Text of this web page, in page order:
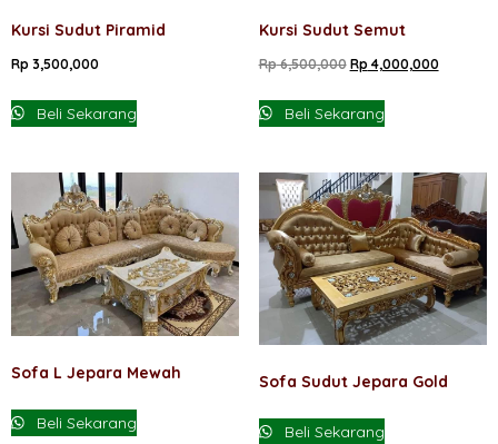
Kursi Sudut Piramid
Rp 3,500,000
Beli Sekarang
Kursi Sudut Semut
Rp6,500,000 Harga
adalah:
Rp4,000,000Harga
Rp
Beli Sekarang
Sofa L Jepara Mewah
Beli Sekarang
Sofa Sudut Jepara Gold
Beli Sekarang